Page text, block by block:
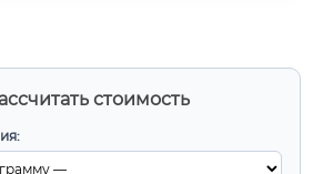
стоимость